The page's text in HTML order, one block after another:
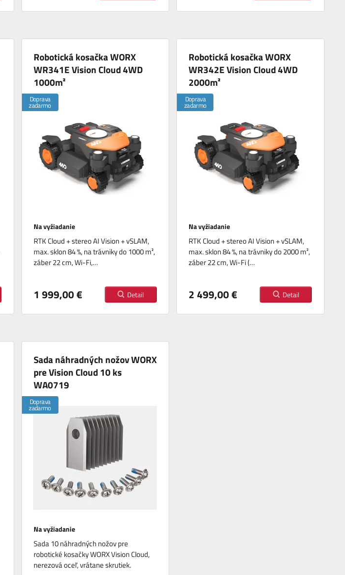
Robotická kosačka WORX
WR341E Vision Cloud 4WD
1000m²
Doprava
zadarmo
Na vyžiadanie
RTK Cloud + stereo AI Vision + vSLAM,
max. sklon 84 %, na trávniky do 1000 m²,
záber 22 cm, Wi-Fi,…
1 999,00 € Detail
Robotická kosačka WORX
WR342E Vision Cloud 4WD
2000m²
Doprava
zadarmo
Na vyžiadanie
RTK Cloud + stereo AI Vision + vSLAM,
max. sklon 84 %, na trávniky do 2000 m²,
záber 22 cm, Wi-Fi (…
2 499,00 € Detail
Sada náhradných nožov WORX
pre Vision Cloud 10 ks
WA0719
Doprava
zadarmo
Na vyžiadanie
Sada 10 náhradných nožov pre
robotické kosačky WORX Vision Cloud,
nerezová oceľ, vrátane skrutiek.